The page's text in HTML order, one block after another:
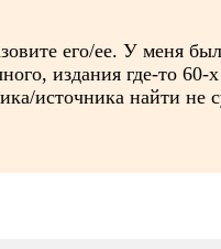
его/ее. У меня
издания где-то 60-
источника найти не